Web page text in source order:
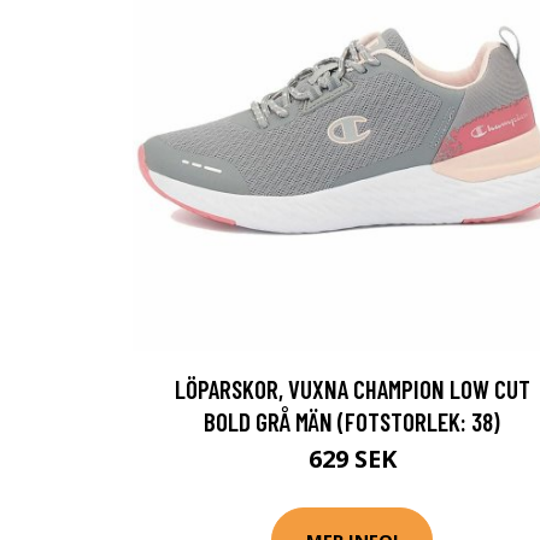
LÖPARSKOR, VUXNA CHAMPION LOW CUT
BOLD GRÅ MÄN (FOTSTORLEK: 38)
629 SEK